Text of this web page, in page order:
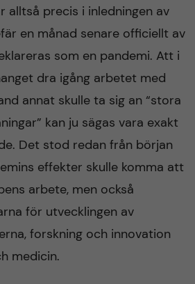
alltså precis i inledningen av
en månad senare officiellt av
som en pandemi. Att i
dra igång arbetet med
annat skulle ta sig an “stora
kan ju sägas vara exakt
Det stod redan från början
effekter skulle komma att
arbete, men också
för utvecklingen av
forskning och innovation
medicin.